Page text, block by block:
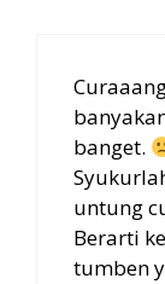
banget.
untung
Berarti
tumben